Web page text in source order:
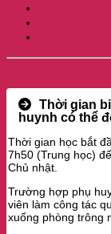
Thời gian
huynh có thể
Thời gian học bắt
7h50 (Trung học)
Chủ nhật.
Trường hợp phụ
viên làm công tác
xuống phòng trông